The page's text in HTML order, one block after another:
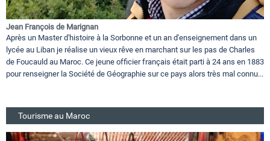
Jean François de Marignan
Après un Master d'histoire à la Sorbonne et un an d'enseignement dans un
lycée au Liban je réalise un vieux rêve en marchant sur les pas de Charles
de Foucauld au Maroc. Ce jeune officier français était parti à 24 ans en 1883
pour renseigner la Société de Géographie sur ce pays alors très mal connu...
Tourisme au Maroc